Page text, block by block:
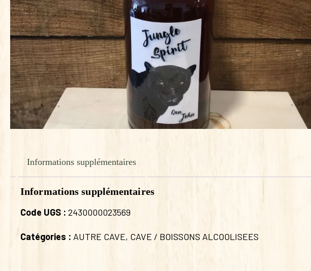
Informations supplémentaires
Informations supplémentaires
Code UGS : 2430000023569
Catégories : AUTRE CAVE, CAVE / BOISSONS ALCOOLISEES